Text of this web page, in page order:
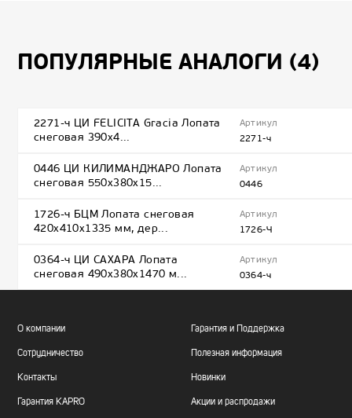
ПОПУЛЯРНЫЕ АНАЛОГИ (4)
2271-ч ЦИ FELICITA Gracia Лопата
снеговая 390х4...
Артикул
2271-ч
0446 ЦИ КИЛИМАНДЖАРО Лопата
снеговая 550х380х15...
Артикул
0446
1726-ч БЦМ Лопата снеговая
420х410х1335 мм, дер...
Артикул
1726-Ч
0364-ч ЦИ САХАРА Лопата
снеговая 490х380х1470 м...
Артикул
0364-ч
О компании
Сотрудничество
Контакты
Гарантия KAPRO
Гарантия и Поддержка
Полезная информация
Новинки
Акции и распродажи